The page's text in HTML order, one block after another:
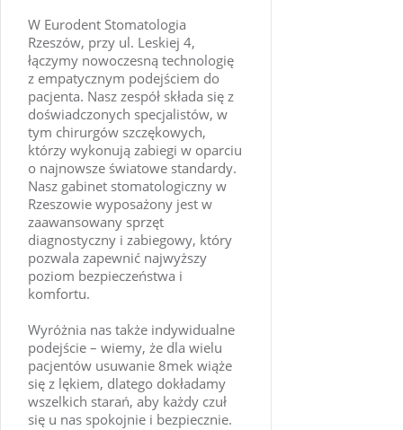
W Eurodent Stomatologia
Rzeszów, przy ul. Leskiej 4,
łączymy nowoczesną technologię
z empatycznym podejściem do
pacjenta. Nasz zespół składa się z
doświadczonych specjalistów, w
tym chirurgów szczękowych,
którzy wykonują zabiegi w oparciu
o najnowsze światowe standardy.
Nasz gabinet stomatologiczny w
Rzeszowie wyposażony jest w
zaawansowany sprzęt
diagnostyczny i zabiegowy, który
pozwala zapewnić najwyższy
poziom bezpieczeństwa i
komfortu.
Wyróżnia nas także indywidualne
podejście – wiemy, że dla wielu
pacjentów usuwanie 8mek wiąże
się z lękiem, dlatego dokładamy
wszelkich starań, aby każdy czuł
się u nas spokojnie i bezpiecznie.